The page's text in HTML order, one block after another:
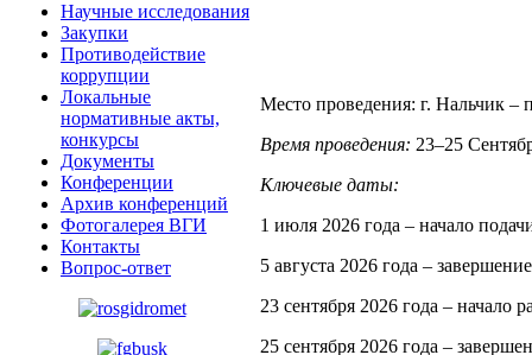
Научные исследования
Закупки
Противодействие
коррупции
Локальные
нормативные акты,
конкурсы
Документы
Конференции
Архив конференций
Фотогалерея ВГИ
Контакты
Вопрос-ответ
Место проведения: г. Нальчик
Время проведения: 23–25
Ключевые даты:
1 июля 2026 года – начало
5 августа 2026 года –
23 сентября 2026 года – начало
25 сентября 2026 года –